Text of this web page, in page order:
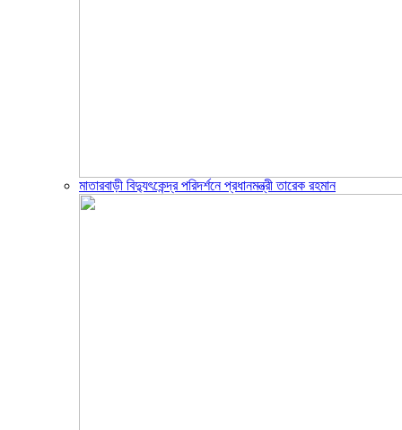
মাতারবাড়ী বিদ্যুৎকেন্দ্র পরিদর্শনে প্রধানমন্ত্রী তারেক রহমান